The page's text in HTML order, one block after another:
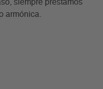
siempre prestamos
armónica.